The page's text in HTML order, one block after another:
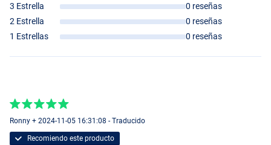
3 Estrella
0 reseñas
2 Estrella
0 reseñas
1 Estrellas
0 reseñas
Ronny + 2024-11-05 16:31:08 - Traducido
Recomiendo este producto